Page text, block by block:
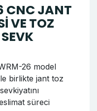
TOZ
KABİNİ